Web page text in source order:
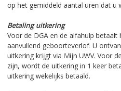
op het gemiddeld aantal uren dat u
Betaling uitkering
Voor de DGA en de alfahulp betaalt
aanvullend geboorteverlof. U
uitkering krijgt via Mijn UWV. Voor
zijn, wordt de uitkering in 1 keer
uitkering wekelijks betaald.